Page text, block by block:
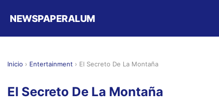
NEWSPAPERALUM
Inicio › Entertainment › El Secreto De La Montaña
El Secreto De La Montaña